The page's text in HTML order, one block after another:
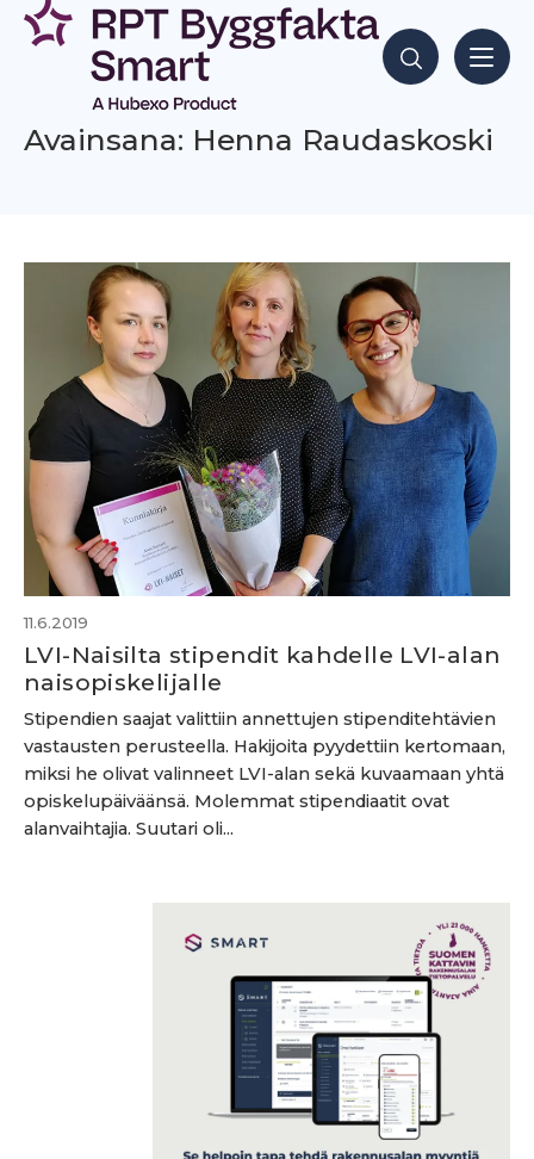
Siirry
sisältöön
Hae sisältöjä
Avainsana: Henna Raudaskoski
11.6.2019
LVI-Naisilta stipendit kahdelle LVI-alan
naisopiskelijalle
Stipendien saajat valittiin annettujen stipenditehtävien
vastausten perusteella. Hakijoita pyydettiin kertomaan,
miksi he olivat valinneet LVI-alan sekä kuvaamaan yhtä
opiskelupäiväänsä. Molemmat stipendiaatit ovat
alanvaihtajia. Suutari oli...